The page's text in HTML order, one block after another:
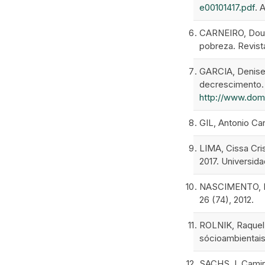
e00101417.pdf.
CARNEIRO,
pobreza.
GARCIA,
decrescimento.
http://
GIL, Antonio
LIMA, Cissa
2017.
26 (74), 2012.
ROLNIK,